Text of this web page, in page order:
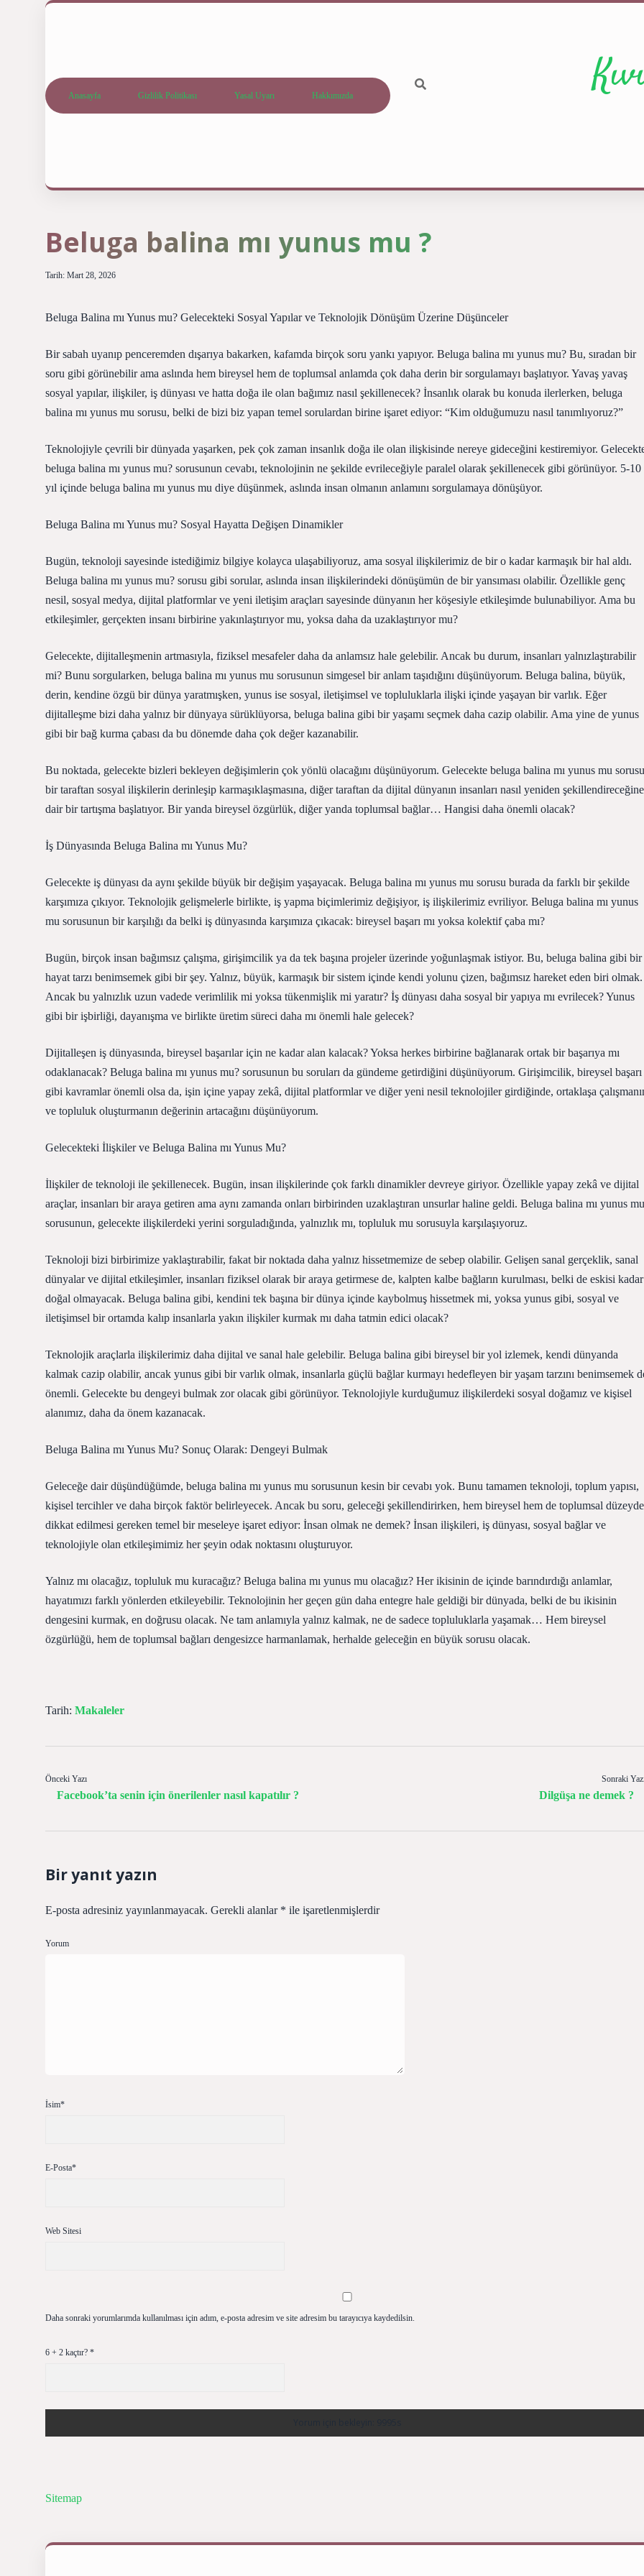
Anasayfa Gizlilik Politikası Yasal Uyarı Hakkımızda
Beluga balina mı yunus mu ?
Tarih: Mart 28, 2026
Beluga Balina mı Yunus mu? Gelecekteki Sosyal Yapılar ve Teknolojik Dönüşüm Üzerine Düşünceler
Bir sabah uyanıp penceremden dışarıya bakarken, kafamda birçok soru yankı yapıyor. Beluga balina mı yunus mu? Bu, sıradan bir
soru gibi görünebilir ama aslında hem bireysel hem de toplumsal anlamda çok daha derin bir sorgulamayı başlatıyor. Yavaş yavaş
sosyal yapılar, ilişkiler, iş dünyası ve hatta doğa ile olan bağımız nasıl şekillenecek? İnsanlık olarak bu konuda ilerlerken, beluga
balina mı yunus mu sorusu, belki de bizi biz yapan temel sorulardan birine işaret ediyor: “Kim olduğumuzu nasıl tanımlıyoruz?”
Teknolojiyle çevrili bir dünyada yaşarken, pek çok zaman insanlık doğa ile olan ilişkisinde nereye gideceğini kestiremiyor.
beluga balina mı yunus mu? sorusunun cevabı, teknolojinin ne şekilde evrileceğiyle paralel olarak şekillenecek gibi görünüyor. 5-10
yıl içinde beluga balina mı yunus mu diye düşünmek, aslında insan olmanın anlamını sorgulamaya dönüşüyor.
Beluga Balina mı Yunus mu? Sosyal Hayatta Değişen Dinamikler
Bugün, teknoloji sayesinde istediğimiz bilgiye kolayca ulaşabiliyoruz, ama sosyal ilişkilerimiz de bir o kadar karmaşık bir hal aldı.
Beluga balina mı yunus mu? sorusu gibi sorular, aslında insan ilişkilerindeki dönüşümün de bir yansıması olabilir. Özellikle genç
nesil, sosyal medya, dijital platformlar ve yeni iletişim araçları sayesinde dünyanın her köşesiyle etkileşimde bulunabiliyor. Ama bu
etkileşimler, gerçekten insanı birbirine yakınlaştırıyor mu, yoksa daha da uzaklaştırıyor mu?
Gelecekte, dijitalleşmenin artmasıyla, fiziksel mesafeler daha da anlamsız hale gelebilir. Ancak bu durum, insanları yalnızlaştırabilir
mi? Bunu sorgularken, beluga balina mı yunus mu sorusunun simgesel bir anlam taşıdığını düşünüyorum. Beluga balina, büyük,
derin, kendine özgü bir dünya yaratmışken, yunus ise sosyal, iletişimsel ve topluluklarla ilişki içinde yaşayan bir varlık. Eğer
dijitalleşme bizi daha yalnız bir dünyaya sürüklüyorsa, beluga balina gibi bir yaşamı seçmek daha cazip olabilir. Ama yine de yunus
gibi bir bağ kurma çabası da bu dönemde daha çok değer kazanabilir.
Bu noktada, gelecekte bizleri bekleyen değişimlerin çok yönlü olacağını düşünüyorum. Gelecekte beluga balina mı yunus mu
bir taraftan sosyal ilişkilerin derinleşip karmaşıklaşmasına, diğer taraftan da dijital dünyanın insanları nasıl yeniden şekillendireceğine
dair bir tartışma başlatıyor. Bir yanda bireysel özgürlük, diğer yanda toplumsal bağlar… Hangisi daha önemli olacak?
İş Dünyasında Beluga Balina mı Yunus Mu?
Gelecekte iş dünyası da aynı şekilde büyük bir değişim yaşayacak. Beluga balina mı yunus mu sorusu burada da farklı bir şekilde
karşımıza çıkıyor. Teknolojik gelişmelerle birlikte, iş yapma biçimlerimiz değişiyor, iş ilişkilerimiz evriliyor. Beluga balina mı yunus
mu sorusunun bir karşılığı da belki iş dünyasında karşımıza çıkacak: bireysel başarı mı yoksa kolektif çaba mı?
Bugün, birçok insan bağımsız çalışma, girişimcilik ya da tek başına projeler üzerinde yoğunlaşmak istiyor. Bu, beluga balina gibi bir
hayat tarzı benimsemek gibi bir şey. Yalnız, büyük, karmaşık bir sistem içinde kendi yolunu çizen, bağımsız hareket eden biri olmak.
Ancak bu yalnızlık uzun vadede verimlilik mi yoksa tükenmişlik mi yaratır? İş dünyası daha sosyal bir yapıya mı evrilecek? Yunus
gibi bir işbirliği, dayanışma ve birlikte üretim süreci daha mı önemli hale gelecek?
Dijitalleşen iş dünyasında, bireysel başarılar için ne kadar alan kalacak? Yoksa herkes birbirine bağlanarak ortak bir başarıya mı
odaklanacak? Beluga balina mı yunus mu? sorusunun bu soruları da gündeme getirdiğini düşünüyorum. Girişimcilik, bireysel başarı
gibi kavramlar önemli olsa da, işin içine yapay zekâ, dijital platformlar ve diğer yeni nesil teknolojiler girdiğinde, ortaklaşa
ve topluluk oluşturmanın değerinin artacağını düşünüyorum.
Gelecekteki İlişkiler ve Beluga Balina mı Yunus Mu?
İlişkiler de teknoloji ile şekillenecek. Bugün, insan ilişkilerinde çok farklı dinamikler devreye giriyor. Özellikle yapay zekâ ve dijital
araçlar, insanları bir araya getiren ama aynı zamanda onları birbirinden uzaklaştıran unsurlar haline geldi. Beluga balina mı yunus mu
sorusunun, gelecekte ilişkilerdeki yerini sorguladığında, yalnızlık mı, topluluk mu sorusuyla karşılaşıyoruz.
Teknoloji bizi birbirimize yaklaştırabilir, fakat bir noktada daha yalnız hissetmemize de sebep olabilir. Gelişen sanal gerçeklik, sanal
dünyalar ve dijital etkileşimler, insanları fiziksel olarak bir araya getirmese de, kalpten kalbe bağların kurulması, belki de eskisi kadar
doğal olmayacak. Beluga balina gibi, kendini tek başına bir dünya içinde kaybolmuş hissetmek mi, yoksa yunus gibi, sosyal ve
iletişimsel bir ortamda kalıp insanlarla yakın ilişkiler kurmak mı daha tatmin edici olacak?
Teknolojik araçlarla ilişkilerimiz daha dijital ve sanal hale gelebilir. Beluga balina gibi bireysel bir yol izlemek, kendi dünyanda
kalmak cazip olabilir, ancak yunus gibi bir varlık olmak, insanlarla güçlü bağlar kurmayı hedefleyen bir yaşam tarzını benimsemek
önemli. Gelecekte bu dengeyi bulmak zor olacak gibi görünüyor. Teknolojiyle kurduğumuz ilişkilerdeki sosyal doğamız ve kişisel
alanımız, daha da önem kazanacak.
Beluga Balina mı Yunus Mu? Sonuç Olarak: Dengeyi Bulmak
Geleceğe dair düşündüğümde, beluga balina mı yunus mu sorusunun kesin bir cevabı yok. Bunu tamamen teknoloji, toplum yapısı,
kişisel tercihler ve daha birçok faktör belirleyecek. Ancak bu soru, geleceği şekillendirirken, hem bireysel hem de toplumsal düzeyde
dikkat edilmesi gereken temel bir meseleye işaret ediyor: İnsan olmak ne demek? İnsan ilişkileri, iş dünyası, sosyal bağlar ve
teknolojiyle olan etkileşimimiz her şeyin odak noktasını oluşturuyor.
Yalnız mı olacağız, topluluk mu kuracağız? Beluga balina mı yunus mu olacağız? Her ikisinin de içinde barındırdığı anlamlar,
hayatımızı farklı yönlerden etkileyebilir. Teknolojinin her geçen gün daha entegre hale geldiği bir dünyada, belki de bu ikisinin
dengesini kurmak, en doğrusu olacak. Ne tam anlamıyla yalnız kalmak, ne de sadece topluluklarla yaşamak… Hem bireysel
özgürlüğü, hem de toplumsal bağları dengesizce harmanlamak, herhalde geleceğin en büyük sorusu olacak.
Tarih: Makaleler
Önceki Yazı
Facebook’ta senin için önerilenler nasıl kapatılır ?
Sonraki
Dilgüşa ne demek ?
Bir yanıt yazın
E-posta adresiniz yayınlanmayacak. Gerekli alanlar * ile işaretlenmişlerdir
Yorum
İsim*
E-Posta*
Web Sitesi
Daha sonraki yorumlarımda kullanılması için adım, e-posta adresim ve site adresim bu tarayıcıya kaydedilsin.
6 + 2 kaçtır? *
Sitemap